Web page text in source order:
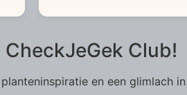
Club!
en een glimlach